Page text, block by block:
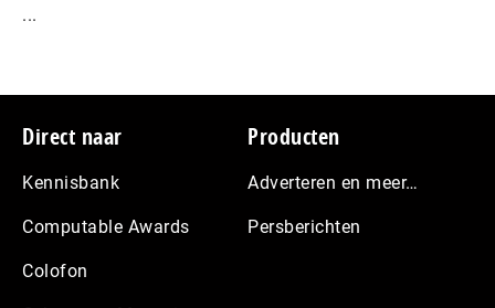
...
Footer
Direct naar
Kennisbank
Computable Awards
Colofon
Producten
Adverteren en meer…
Persberichten